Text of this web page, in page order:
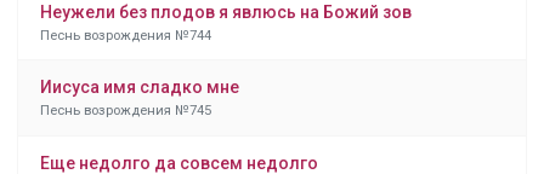
Неужели без плодов я явлюсь на Божий зов
Песнь возрождения №744
Иисуса имя сладко мне
Песнь возрождения №745
Еще недолго да совсем недолго